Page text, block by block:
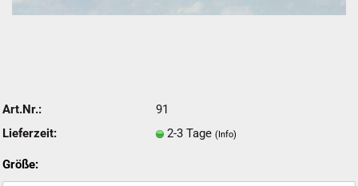
Art.Nr.:
91
Lieferzeit:
2-3 Tage (Info)
Größe: